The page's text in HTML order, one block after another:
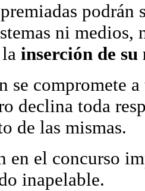
podrán
ni medios,
inserción de su
se compromete
declina toda
de las mismas.
el concurso
inapelable.